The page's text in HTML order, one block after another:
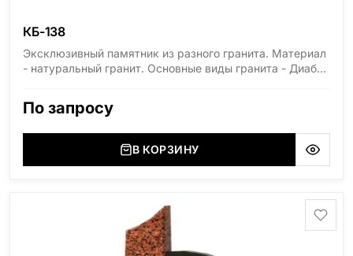
КБ-138
Эксклюзивный памятник из разного гранита. Материал
- натуральный гранит. Основные виды гранита - Диабаз
область), Мансуровский (Россия, Урал), Лезниковский
(Украина, Житомерская область), Лабродарит
(Украина, Житомерская область), Сюксюансаари
(Россия, Карелия), Амфиболит (Россия, Мурманская
минимальные стандартные размеры. [wpforms
По запросу
В КОРЗИНУ